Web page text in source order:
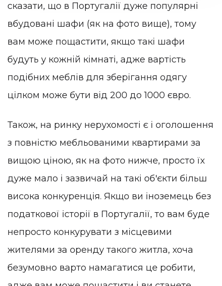
сказати, що в Португалії дуже популярні
вбудовані шафи (як на фото вище), тому
вам може пощастити, якщо такі шафи
будуть у кожній кімнаті, адже вартість
подібних меблів для зберігання одягу
цілком може бути від 200 до 1000 євро.
Також, на ринку нерухомості є і оголошення
з повністю мебльованими квартирами за
вищою ціною, як на фото нижче, просто їх
дуже мало і зазвичай на такі об'єкти більш
висока конкуренція. Якщо ви іноземець без
податкової історії в Португалії, то вам буде
непросто конкурувати з місцевими
жителями за оренду такого житла, хоча
безумовно варто намагатися це робити,